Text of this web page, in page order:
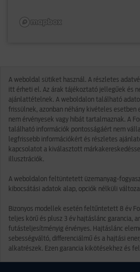
A weboldal sütiket használ. A részletes
itt érheti el. Az árak tájékoztató jellegűek és
ajánlattételnek. A weboldalon található
frissülnek, azonban néhány kivételes esetben
nem érvényesek vagy hibát tartalmaznak. A
található információk pontosságáért nem
legfrissebb információkért és részletes
kapcsolatot a kiválasztott
illusztrációk.
A weboldalon feltüntetett üzemanyag-
kibocsátási adatok alap, opciók nélküli
Bizonyos modellek esetén feltűntetett 8 év
teljes körű és plusz 3 év hajtáslánc garancia,
futásteljesítményig érvényes. Hajtáslánc
sebességváltó, differenciálmű és a hajtási
alkatrészek. Ezen garancia kikötésekhez és